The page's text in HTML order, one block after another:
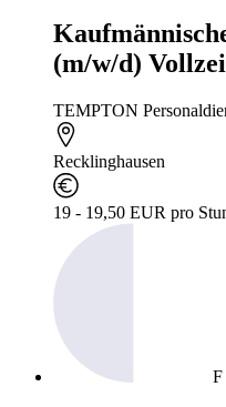
(m/w/d)
TEMPTON
Recklinghausen
19 - 19,50 EUR pro
F